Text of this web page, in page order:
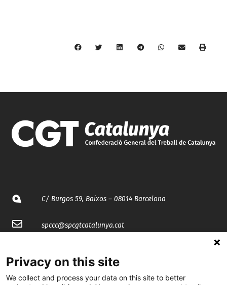
C/ Burgos 59, Baixos – 08014 Barcelona
spccc@spcgtcatalunya.cat
@CGTCatalunya
Privacy on this site
We collect and process your data on this site to better